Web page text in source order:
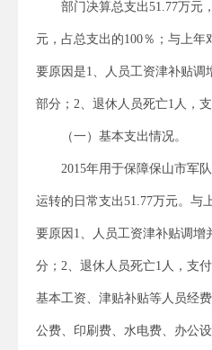
部门决算总支出51.77万元
元，占总支出的100％；与上年
要原因是1、人员工资津补贴调
部分；2、退休人员死亡1人，
（一）基本支出情况。
2015年用于保障保山市军
运转的日常支出51.77万元。与
要原因1、人员工资津补贴调增
分；2、退休人员死亡1人，支
基本工资、津贴补贴等人员经
公费、印刷费、水电费、办公